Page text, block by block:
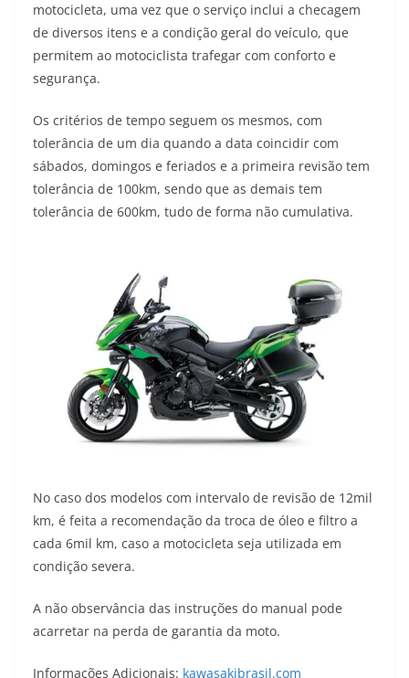
motocicleta, uma vez que o serviço inclui a checagem
de diversos itens e a condição geral do veículo, que
permitem ao motociclista trafegar com conforto e
segurança.
Os critérios de tempo seguem os mesmos, com
tolerância de um dia quando a data coincidir com
sábados, domingos e feriados e a primeira revisão tem
tolerância de 100km, sendo que as demais tem
tolerância de 600km, tudo de forma não cumulativa.
No caso dos modelos com intervalo de revisão de 12mil
km, é feita a recomendação da troca de óleo e filtro a
cada 6mil km, caso a motocicleta seja utilizada em
condição severa.
A não observância das instruções do manual pode
acarretar na perda de garantia da moto.
Informações Adicionais: kawasakibrasil.com